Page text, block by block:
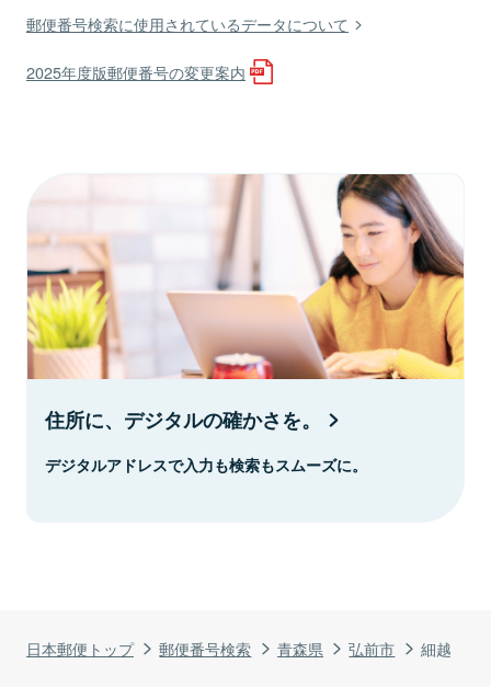
日本郵便トップ 郵便番号検索 青森県 弘前市 細越
郵便番号検索に使用されているデータについて
2025年度版郵便番号の変更案内
住所に、デジタルの確かさを。
デジタルアドレスで入力も検索もスムーズに。